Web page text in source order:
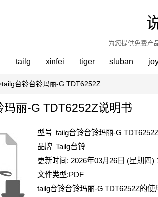
为您提供免费产
tailg xinfei tiger sluban
tailg台铃台铃玛丽-G TDT6252Z
玛丽-G TDT6252Z说明书
型号: tailg台铃台铃玛丽-G TDT6252Z
品牌: Tailg台铃
更新时间: 2026年03月26日 (星期四)
文件类型:PDF
tailg台铃台铃玛丽-G TDT6252Z的